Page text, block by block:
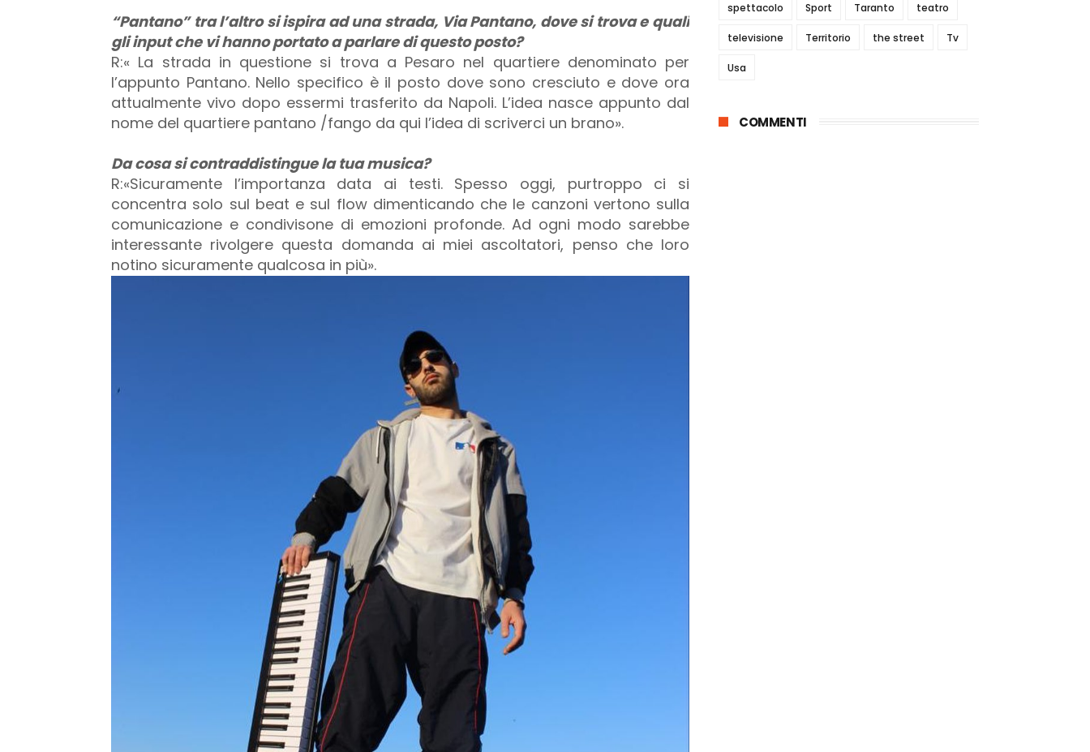
“Pantano” tra l’altro si ispira ad una strada, Via Pantano, dove si trova e quali
gli input che vi hanno portato a parlare di questo posto?
R:« La strada in questione si trova a Pesaro nel quartiere denominato per
l’appunto Pantano. Nello specifico è il posto dove sono cresciuto e dove ora
attualmente vivo dopo essermi trasferito da Napoli. L’idea nasce appunto dal
nome del quartiere pantano /fango da qui l’idea di scriverci un brano».
Da cosa si contraddistingue la tua musica?
R:«Sicuramente l’importanza data ai testi. Spesso oggi, purtroppo ci si
concentra solo sul beat e sul flow dimenticando che le canzoni vertono sulla
comunicazione e condivisone di emozioni profonde. Ad ogni modo sarebbe
interessante rivolgere questa domanda ai miei ascoltatori, penso che loro
notino sicuramente qualcosa in più».
spettacolo Sport Taranto teatro
televisione Territorio the street Tv
Usa
COMMENTI